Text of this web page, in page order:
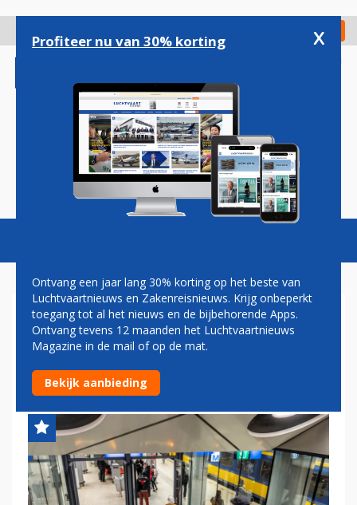
gaan
Check in
Magazine Podcasts Vacatures
WEL TREINEN TUSSEN
AMSTERDAM EN SCHIPHOL
TIJDENS SPOORSTAKING
Profiteer nu van 30% korting x
Ontvang een jaar lang 30% korting op het beste van
Luchtvaartnieuws en Zakenreisnieuws. Krijg onbeperkt
toegang tot al het nieuws en de bijbehorende Apps.
Ontvang tevens 12 maanden het Luchtvaartnieuws
Magazine in de mail of op de mat.
Bekijk aanbieding